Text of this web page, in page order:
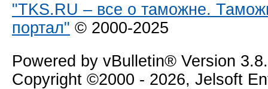
"TKS.RU – все о таможне.
портал" © 2000-2025
Powered by vBulletin® Version
Copyright ©2000 - 2026, Jelsoft